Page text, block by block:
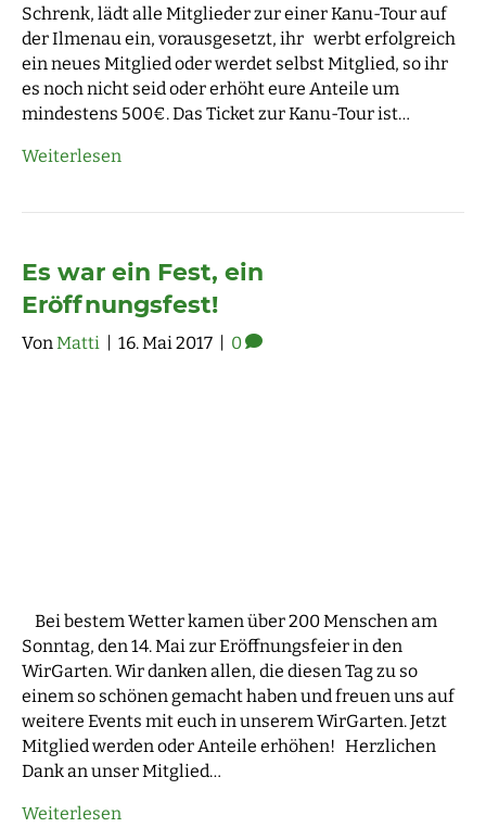
Schrenk, lädt alle Mitglieder zur einer Kanu-Tour auf
der Ilmenau ein, vorausgesetzt, ihr werbt erfolgreich
ein neues Mitglied oder werdet selbst Mitglied, so ihr
es noch nicht seid oder erhöht eure Anteile um
mindestens 500€. Das Ticket zur Kanu-Tour ist…
Weiterlesen
Es war ein Fest, ein
Eröffnungsfest!
Von Matti | 16. Mai 2017 | 0
Bei bestem Wetter kamen über 200 Menschen am
Sonntag, den 14. Mai zur Eröffnungsfeier in den
WirGarten. Wir danken allen, die diesen Tag zu so
einem so schönen gemacht haben und freuen uns auf
weitere Events mit euch in unserem WirGarten. Jetzt
Mitglied werden oder Anteile erhöhen! Herzlichen
Dank an unser Mitglied…
Weiterlesen